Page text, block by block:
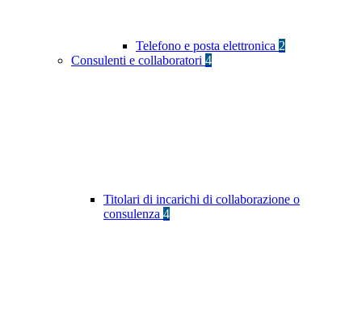
Telefono e posta elettronica 2
Consulenti e collaboratori 4
Titolari di incarichi di collaborazione o
consulenza 4